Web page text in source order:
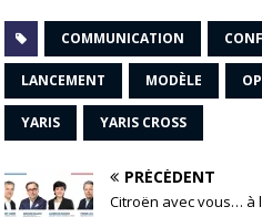
COMMUNICATION
LANCEMENT MODÈLE
YARIS YARIS CROSS
PRÉCÉDENT
Citroën avec vous… à